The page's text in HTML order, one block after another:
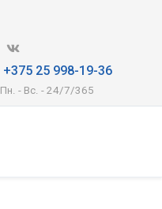
+375 25 998-19-36
Пн. - Вс. - 24/7/365